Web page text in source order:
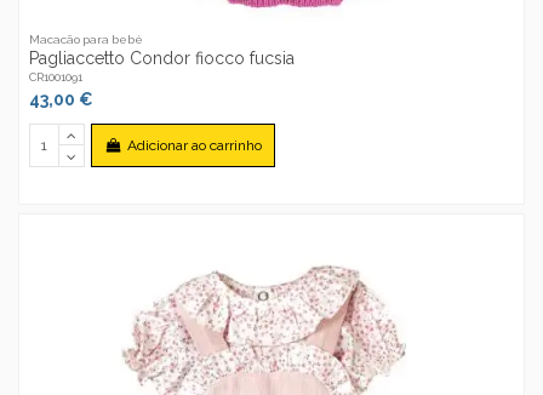
Macacão para bebé
Pagliaccetto Condor fiocco fucsia
CR1001091
43,00 €
Adicionar ao carrinho